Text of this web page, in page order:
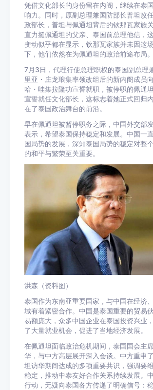
凭借文化部长的身份留在内阁，继续在泰
响力。同时，原副总理兼国防部长普坦改
政部长，普坦与佩通坦背后的钦那瓦家族
直力挺佩通坦的父亲、泰国前总理他信，
变动似乎都在显示，钦那瓦家族并未因这
下，他们依然在为佩通坦的政治前途布局。
7月3日，代理行使总理职权的泰国副总理
里亚・庄龙琅集率领改组后的新内阁成员
哈・哇集拉隆功宣誓就职，被停职的佩通
宣誓就任文化部长，这标志着她正式回归
在了泰国政治舞台的前沿。
早在佩通坦被暂停职务之际，中国外交部
表示，希望泰国保持稳定和发展。中国一
国局势的发展，深知泰国局势的稳定对整
的和平与繁荣至关重要。
洪森（资料图）
泰国作为东南亚重要国家，与中国在经济
域有着紧密合作。中国是泰国重要的贸易
易额庞大，众多中国企业在泰国投资兴业
了大量就业机会，促进了当地经济发展。
在佩通坦面临政治危机期间，泰国国会主
华，与中方高层展开深入会谈。中方重申
坦访华期间达成的多项重要共识，强调要
稳定，推动中泰友好合作关系持续发展。
行动，无疑向泰国各方传递了明确信号：